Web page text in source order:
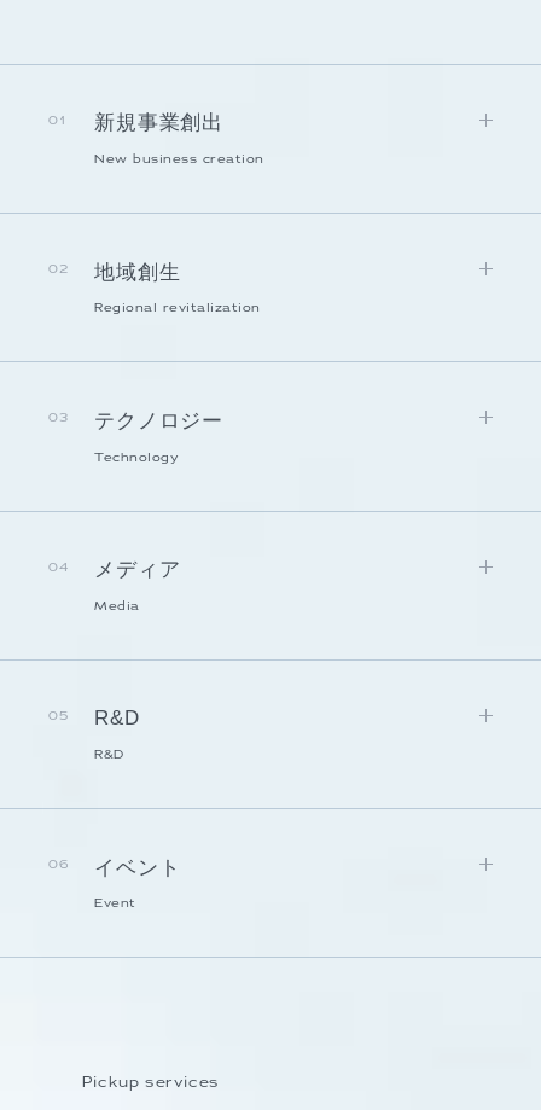
01 新規事業創出
New business creation
02 地域創生
Regional revitalization
03 テクノロジー
Technology
04 メディア
Media
05 R&D
R&D
06 イベント
Event
Pickup services